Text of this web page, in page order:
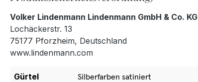
Volker Lindenmann Lindenmann GmbH & Co. KG
Lochäckerstr. 13
75177 Pforzheim, Deutschland
www.lindenmann.com
Gürtel
Silberfarben satiniert